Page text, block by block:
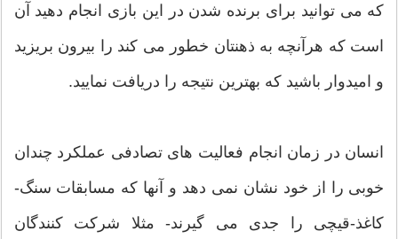
که می توانید برای برنده شدن در این بازی انجام دهید آن
است که هرآنچه به ذهنتان خطور می کند را بیرون بریزید
و امیدوار باشید که بهترین نتیجه را دریافت نمایید.
انسان در زمان انجام فعالیت های تصادفی عملکرد چندان
خوبی را از خود نشان نمی دهد و آنها که مسابقات سنگ-
کاغذ-قیچی را جدی می گیرند- مثلا شرکت کنندگان